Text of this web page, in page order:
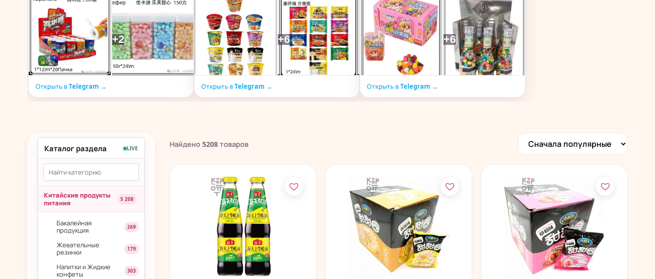
+2
Открыть в Telegram →
+6
Открыть в Telegram →
+6
Открыть в Telegram →
Каталог раздела LIVE
Китайские продукты
питания
5 208
Бакалейная
продукция
269
Жевательные
резинки
179
Напитки и Жидкие
конфеты
303
Найдено 5208 товаров